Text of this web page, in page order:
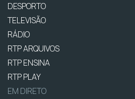
DESPORTO
TELEVISÃO
RÁDIO
RTP ARQUIVOS
RTP ENSINA
RTP PLAY
EM DIRETO